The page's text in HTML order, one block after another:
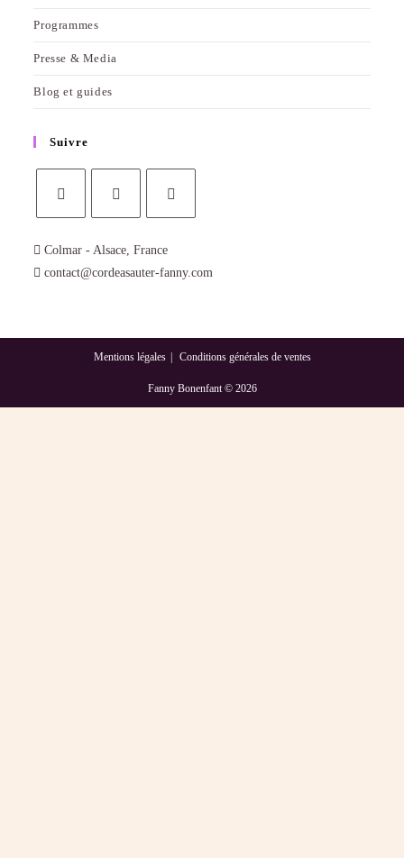
Programmes
Presse & Media
Blog et guides
Suivre
Colmar - Alsace, France
contact@cordeasauter-fanny.com
Mentions légales Conditions générales de ventes
Fanny Bonenfant © ­2026